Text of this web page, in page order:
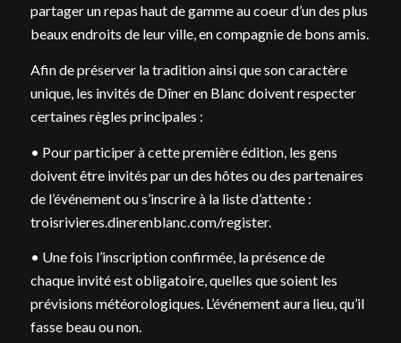
partager un repas haut de gamme au coeur d’un des plus
beaux endroits de leur ville, en compagnie de bons amis.
Afin de préserver la tradition ainsi que son caractère
unique, les invités de Dîner en Blanc doivent respecter
certaines règles principales :
• Pour participer à cette première édition, les gens
doivent être invités par un des hôtes ou des partenaires
de l’événement ou s’inscrire à la liste d’attente :
troisrivieres.dinerenblanc.com/register.
• Une fois l’inscription confirmée, la présence de
chaque invité est obligatoire, quelles que soient les
prévisions météorologiques. L’événement aura lieu, qu’il
fasse beau ou non.